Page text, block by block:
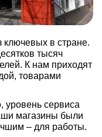
ключевых в стране.
тысяч
К нам приходят
товарами
уровень сервиса
магазины были
– для работы.